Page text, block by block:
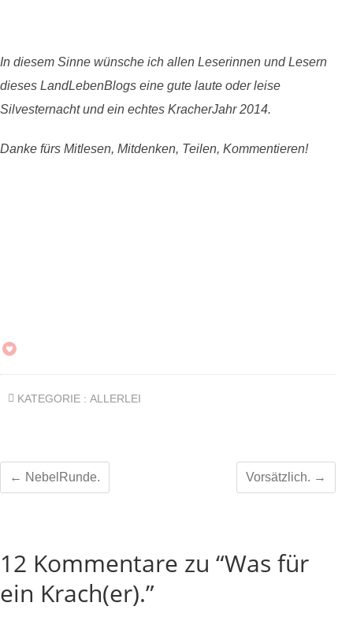
In diesem Sinne wünsche ich allen Leserinnen und Lesern
dieses LandLebenBlogs eine gute laute oder leise
Silvesternacht und ein echtes KracherJahr 2014.
Danke fürs Mitlesen, Mitdenken, Teilen, Kommentieren!
KATEGORIE : ALLERLEI
← NebelRunde. Vorsätzlich. →
12 Kommentare zu “Was für
ein Krach(er).”